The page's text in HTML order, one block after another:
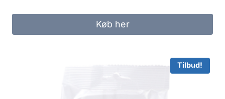
Køb her
Tilbud!